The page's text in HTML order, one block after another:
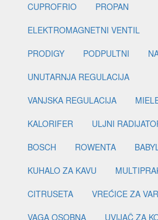
CUPROFRIO
PROPAN
ELEKTROMAGNETNI VENTIL
PRODIGY
PODPULTNI
UNUTARNJA REGULACIJA
VANJSKA REGULACIJA
KALORIFER
ULJNI
BOSCH
ROWENTA
KUHALO ZA KAVU
CITRUSETA
VREĆICE ZA
VAGA OSOBNA
UVIJAČ ZA